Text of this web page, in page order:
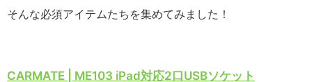
そんな必須アイテムたちを集めてみました！
CARMATE | ME103 iPad対応2口USBソケット